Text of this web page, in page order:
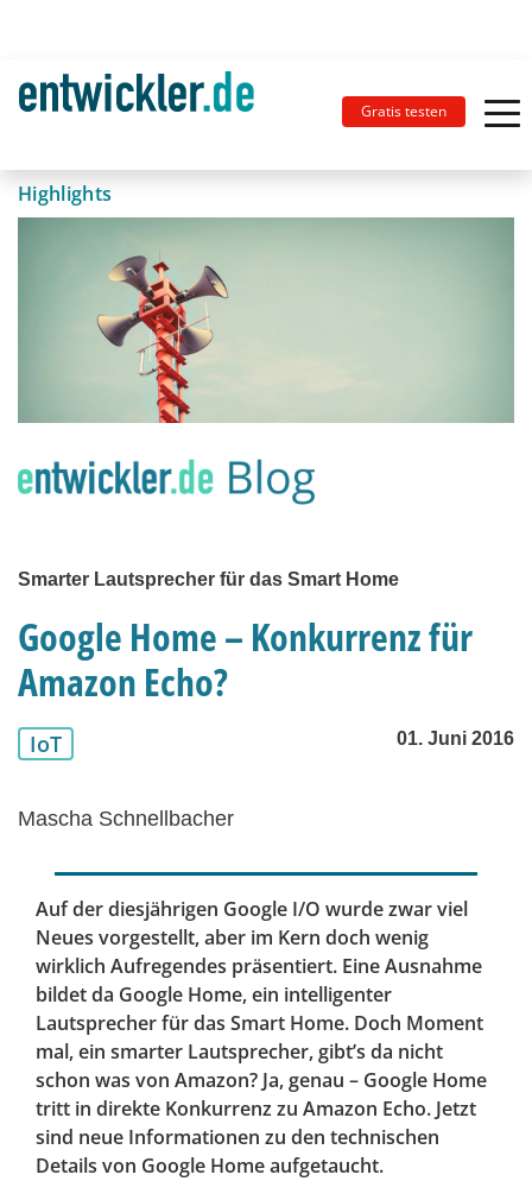
Gratis testen
Highlights
Smarter Lautsprecher für das Smart Home
Google Home – Konkurrenz für
Amazon Echo?
IoT 01. Juni 2016
Mascha Schnellbacher
Auf der diesjährigen Google I/O wurde zwar viel
Neues vorgestellt, aber im Kern doch wenig
wirklich Aufregendes präsentiert. Eine Ausnahme
bildet da Google Home, ein intelligenter
Lautsprecher für das Smart Home. Doch Moment
mal, ein smarter Lautsprecher, gibt’s da nicht
schon was von Amazon? Ja, genau – Google Home
tritt in direkte Konkurrenz zu Amazon Echo. Jetzt
sind neue Informationen zu den technischen
Details von Google Home aufgetaucht.